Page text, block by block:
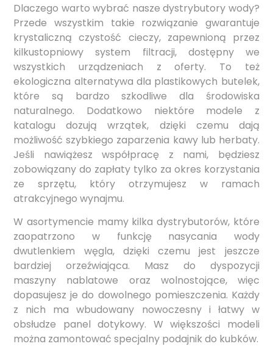
Dlaczego warto wybrać nasze dystrybutory wody?
Przede wszystkim takie rozwiązanie gwarantuje
krystaliczną czystość cieczy, zapewnioną przez
kilkustopniowy system filtracji, dostępny we
wszystkich urządzeniach z oferty. To też
ekologiczna alternatywa dla plastikowych butelek,
które są bardzo szkodliwe dla środowiska
naturalnego. Dodatkowo niektóre modele z
katalogu dozują wrzątek, dzięki czemu dają
możliwość szybkiego zaparzenia kawy lub herbaty.
Jeśli nawiążesz współpracę z nami, będziesz
zobowiązany do zapłaty tylko za okres korzystania
ze sprzętu, który otrzymujesz w ramach
atrakcyjnego wynajmu.
W asortymencie mamy kilka dystrybutorów, które
zaopatrzono w funkcję nasycania wody
dwutlenkiem węgla, dzięki czemu jest jeszcze
bardziej orzeźwiająca. Masz do dyspozycji
maszyny nablatowe oraz wolnostojące, więc
dopasujesz je do dowolnego pomieszczenia. Każdy
z nich ma wbudowany nowoczesny i łatwy w
obsłudze panel dotykowy. W większości modeli
można zamontować specjalny podajnik do kubków.